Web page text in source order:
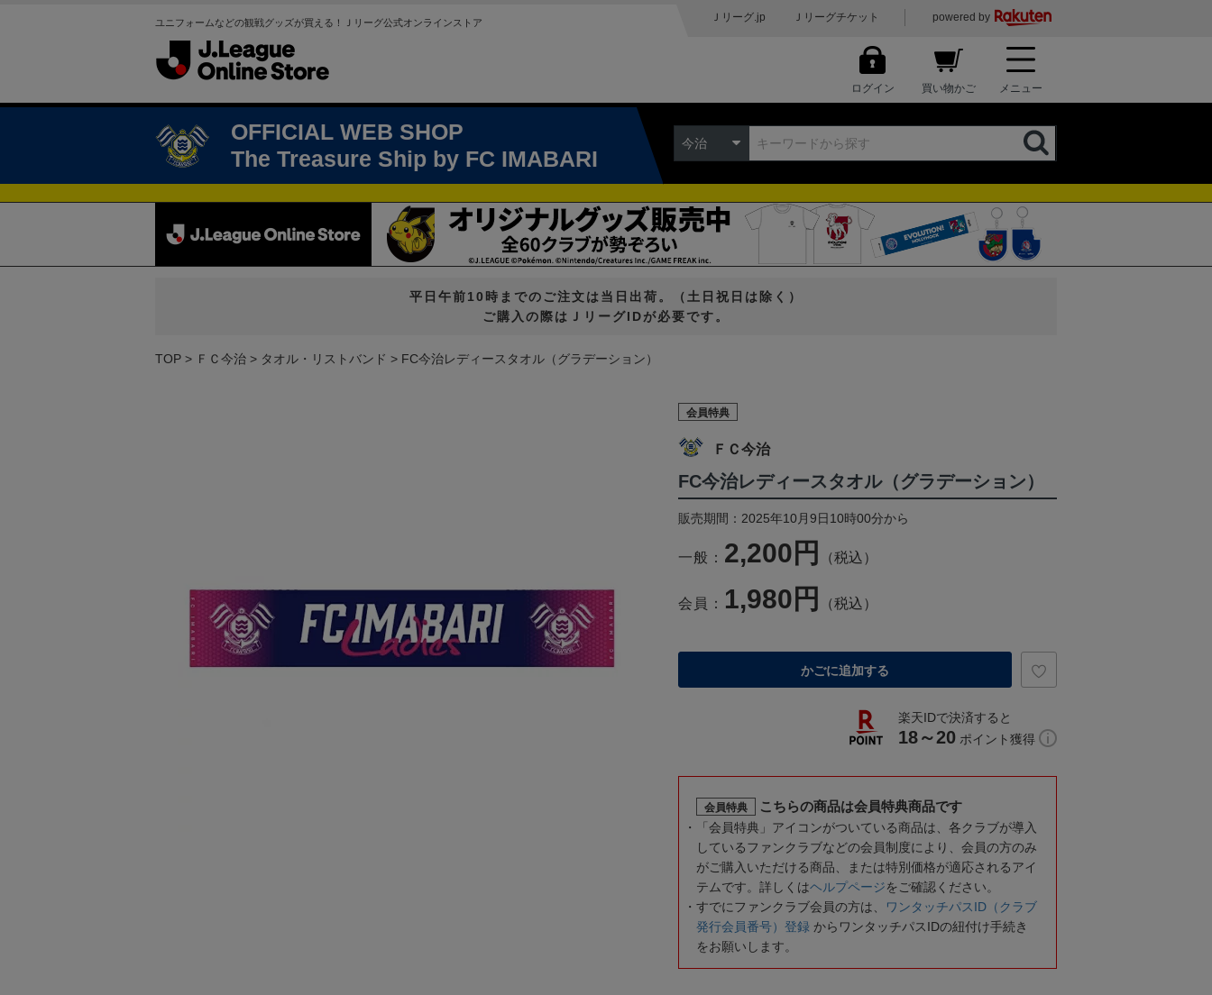
ユニフォームなどの観戦グッズが買える！Ｊリーグ公式オンラインストア Ｊリーグ.jp Ｊリーグチケット powered by
ログイン 買い物かご メニュー
OFFICIAL WEB SHOP
The Treasure Ship by FC IMABARI
今治
平日午前10時までのご注文は当日出荷。（土日祝日は除く）
ご購入の際はＪリーグIDが必要です。
TOP ＦＣ今治 タオル・リストバンド FC今治レディースタオル（グラデーション）
会員特典
ＦＣ今治
FC今治レディースタオル（グラデーション）
販売期間：2025年10月9日10時00分から
一般： 2,200円 （税込）
会員： 1,980円 （税込）
かごに追加する
楽天IDで決済すると
18～20 ポイント獲得
会員特典 こちらの商品は会員特典商品です
「会員特典」アイコンがついている商品は、各クラブが導入
しているファンクラブなどの会員制度により、会員の方のみ
がご購入いただける商品、または特別価格が適応されるアイ
テムです。詳しくはヘルプページをご確認ください。
すでにファンクラブ会員の方は、
ワンタッチパスID（クラブ
発行会員番号）登録 からワンタッチパスIDの紐付け手続き
をお願いします。